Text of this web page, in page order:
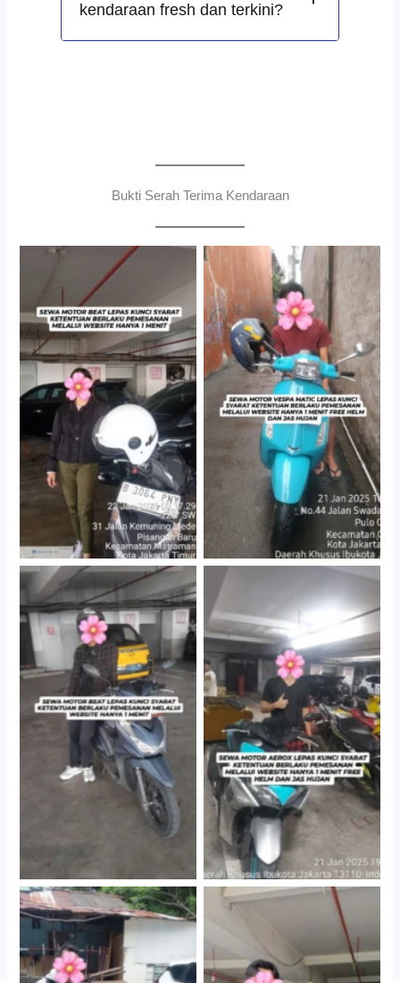
kendaraan fresh dan terkini?
Bukti Serah Terima Kendaraan
Cityplaza Jatinegara
Gedung Parkir P6A
Antar Jemput Kendaraan
Cityplaza Jatinegara
Gedung Parkir P6A
Cityplaza Jatinegara
Gedung Parkir P6A